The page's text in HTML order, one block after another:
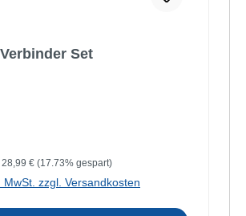
Set
Regulärer Preis:
28,99 € (17.73% gespart)
MwSt. zzgl. Versandkosten